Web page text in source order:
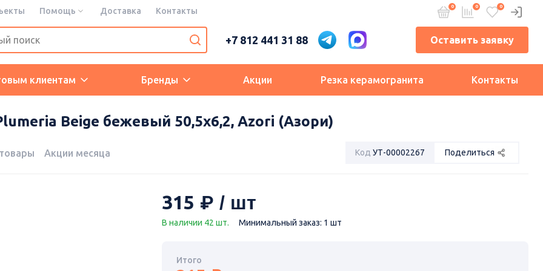
Помощь Доставка Контакты
+7 812 441 31 88 Оставить заявку
клиентам Бренды Акции Резка керамогранита Контакты
Beige бежевый 50,5х6,2, Azori (Азори)
Акции месяца Код УТ-00002267 Поделиться
315
В наличии 42 шт. Минимальный заказ: 1 шт
Итого